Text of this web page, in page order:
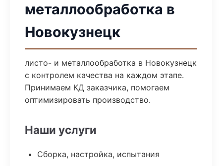
металлообработка в
Новокузнецк
листо- и металлообработка в Новокузнецк
с контролем качества на каждом этапе.
Принимаем КД заказчика, помогаем
оптимизировать производство.
Наши услуги
Сборка, настройка, испытания